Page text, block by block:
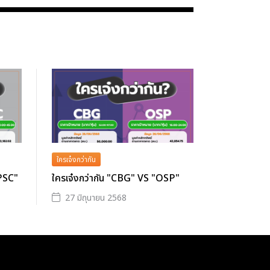
ใครเจ๋งกว่ากัน
ใครเจ๋งกว่ากัน "CBG" VS "OSP"
27 มิถุนายน 2568